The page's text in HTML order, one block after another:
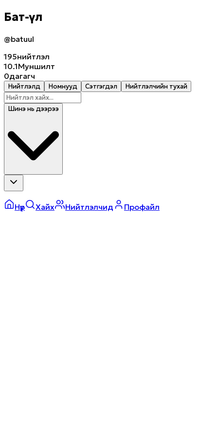
Бат-Үүл
@batuul
195нийтлэл
10.1Mуншилт
0дагагч
Нийтлэлүүд Номнууд Сэтгэгдэл Нийтлэлчийн тухай
Шинэ нь дээрээ
Нүүр Хайх Нийтлэлчид Профайл